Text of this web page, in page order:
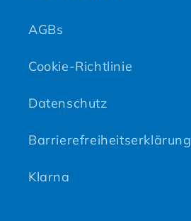
AGBs
Cookie-Richtlinie
Datenschutz
Barrierefreiheitserklärung
Klarna